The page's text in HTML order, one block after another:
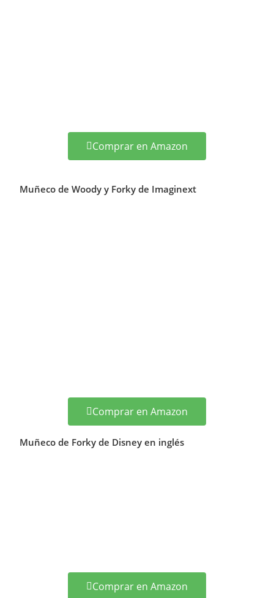
Comprar en Amazon
Muñeco de Woody y Forky de Imaginext
Comprar en Amazon
Muñeco de Forky de Disney en inglés
Comprar en Amazon